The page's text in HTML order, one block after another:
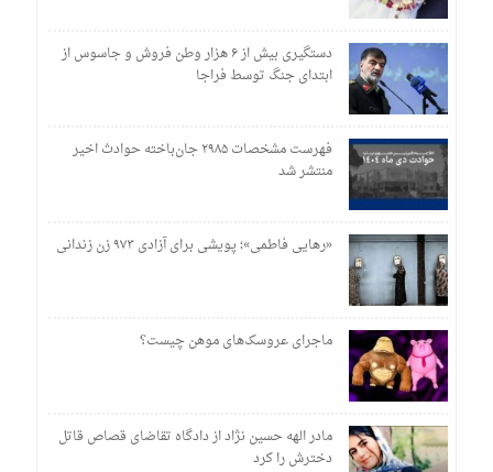
دستگیری بیش از ۶ هزار وطن فروش و جاسوس از
ابتدای جنگ توسط فراجا
فهرست مشخصات ۲۹۸۵ جان‌باخته حوادث اخیر
منتشر شد
«رهایی فاطمی»؛ پویشی برای آزادی ۹۷۳ زن زندانی
ماجرای عروسک‌های موهن چیست؟
مادر الهه حسین نژاد از دادگاه تقاضای قصاص قاتل
دخترش را کرد